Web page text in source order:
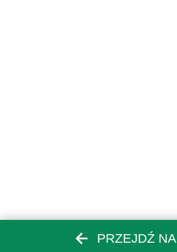
PRZEJDŹ NA